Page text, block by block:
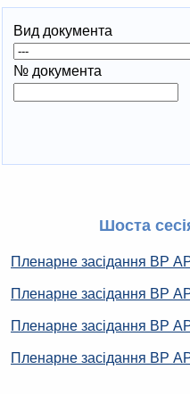
Депутатські фракції ВР АРК
Апарат ДР РК
Вид документа
№ документа
Шоста
Пленарне засідання ВР
Пленарне засідання ВР
Пленарне засідання ВР
Пленарне засідання ВР